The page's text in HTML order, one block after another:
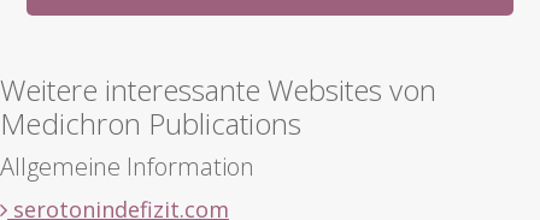
Weitere interessante Websites von
Medichron Publications
Allgemeine Information
serotonindefizit.com